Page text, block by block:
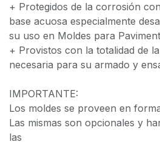
+ Protegidos de la corrosión
base acuosa especialmente
su uso en Moldes para
+ Provistos con la totalidad de
necesaria para su armado y
IMPORTANTE:
Los moldes se proveen en
Las mismas son opcionales y
las